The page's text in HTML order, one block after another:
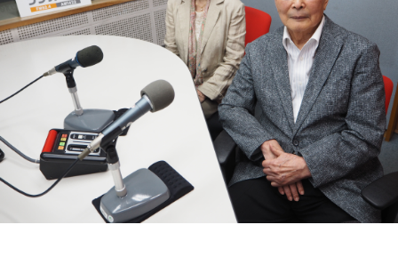
⇒http://radiko.jp/share/?sid=LFR&t=20260818030000